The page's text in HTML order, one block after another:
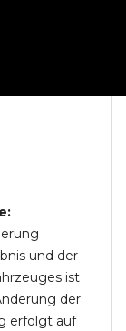
und der
ist
der
erfolgt auf